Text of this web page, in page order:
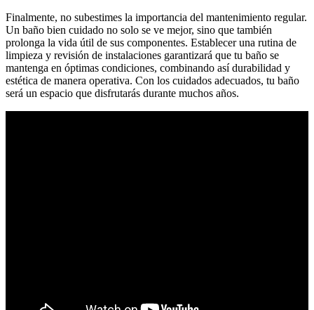
Finalmente, no subestimes la importancia del mantenimiento regular.
Un baño bien cuidado no solo se ve mejor, sino que también
prolonga la vida útil de sus componentes. Establecer una rutina de
limpieza y revisión de instalaciones garantizará que tu baño se
mantenga en óptimas condiciones, combinando así durabilidad y
estética de manera operativa. Con los cuidados adecuados, tu baño
será un espacio que disfrutarás durante muchos años.